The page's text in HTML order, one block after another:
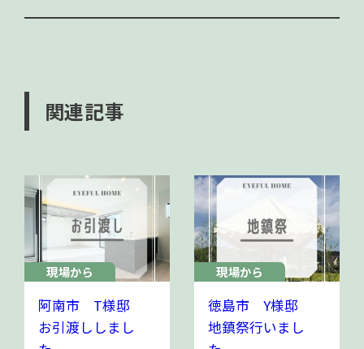
関連記事
現場から
阿南市 T様邸
お引渡ししまし
現場から
徳島市 Y様邸
地鎮祭行いまし